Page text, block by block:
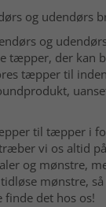
og udendørs
og
tæpper, der kan
tæpper til
til tæpper i
vi os altid
og mønstre,
mønstre,
finde det hos os!